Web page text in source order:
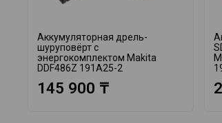
Аккумуляторная дрель-
шуруповёрт с
энергокомплектом Makita
DDF486Z 191A25-2
145 900 ₸